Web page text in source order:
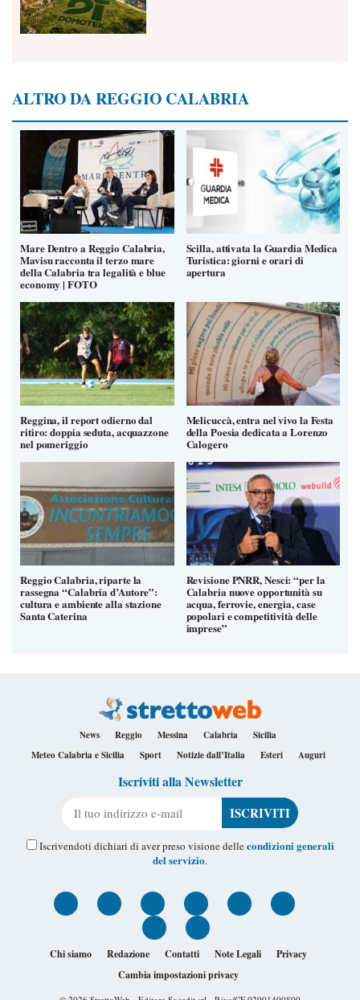
ALTRO DA REGGIO CALABRIA
Mare Dentro a Reggio Calabria,
Mavisu racconta il terzo mare
della Calabria tra legalità e blue
economy | FOTO
Scilla, attivata la Guardia Medica
Turistica: giorni e orari di
apertura
Reggina, il report odierno dal
ritiro: doppia seduta, acquazzone
nel pomeriggio
Melicuccà, entra nel vivo la Festa
della Poesia dedicata a Lorenzo
Calogero
Reggio Calabria, riparte la
rassegna “Calabria d’Autore”:
cultura e ambiente alla stazione
Santa Caterina
Revisione PNRR, Nesci: “per la
Calabria nuove opportunità su
acqua, ferrovie, energia, case
popolari e competitività delle
imprese”
News Reggio Messina Calabria
Sicilia
Meteo Calabria e Sicilia
Sport Notizie dall’Italia Esteri Auguri
Iscriviti alla Newsletter
Iscrivendoti dichiari di aver preso visione dellecondizioni generali
del servizio.
Chi siamo Redazione Contatti Note Legali
Privacy
Cambia impostazioni privacy